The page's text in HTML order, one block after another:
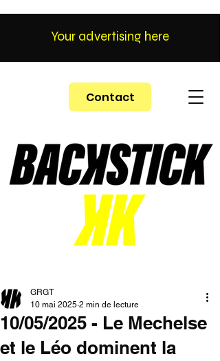
Contact
Your advertising here
10/05/2025 - Le Mechelse
et le Léo dominent la
GRGT
10 mai 2025 2 min de lecture